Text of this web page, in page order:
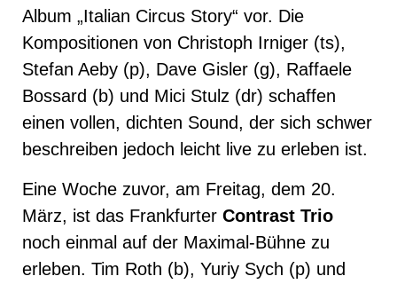
Album „Italian Circus Story“ vor. Die
Kompositionen von Christoph Irniger (ts),
Stefan Aeby (p), Dave Gisler (g), Raffaele
Bossard (b) und Mici Stulz (dr) schaffen
einen vollen, dichten Sound, der sich schwer
beschreiben jedoch leicht live zu erleben ist.
Eine Woche zuvor, am Freitag, dem 20.
März, ist das Frankfurter Contrast Trio
noch einmal auf der Maximal-Bühne zu
erleben. Tim Roth (b), Yuriy Sych (p) und